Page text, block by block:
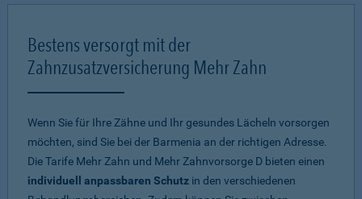
Bestens versorgt mit der
Zahnzusatzversicherung Mehr Zahn
Wenn Sie für Ihre Zähne und Ihr gesundes Lächeln vorsorgen
möchten, sind Sie bei der Barmenia an der richtigen Adresse.
Die Tarife Mehr Zahn und Mehr Zahnvorsorge D bieten einen
individuell anpassbaren Schutz in den verschiedenen